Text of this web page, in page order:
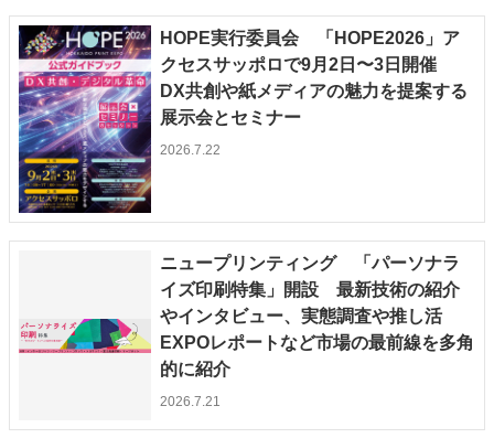
HOPE実行委員会 「HOPE2026」ア
クセスサッポロで9月2日〜3日開催
DX共創や紙メディアの魅力を提案する
展示会とセミナー
2026.7.22
ニュープリンティング 「パーソナラ
イズ印刷特集」開設 最新技術の紹介
やインタビュー、実態調査や推し活
EXPOレポートなど市場の最前線を多角
的に紹介
2026.7.21